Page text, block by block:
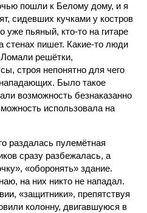
пошли к Белому дому, и я
сидевших кучками у костров
уже пьяный, кто-то на гитаре
стенах пишет. Какие-то люди
Ломали решётки,
строя непонятно для чего
Было такое
возможность безнаказанно
использовала на
раздалась пулемётная
сразу разбежалась, а
«оборонять» здание.
на них никто не нападал.
«защитники», препятствуя
колонну, двигавшуюся в